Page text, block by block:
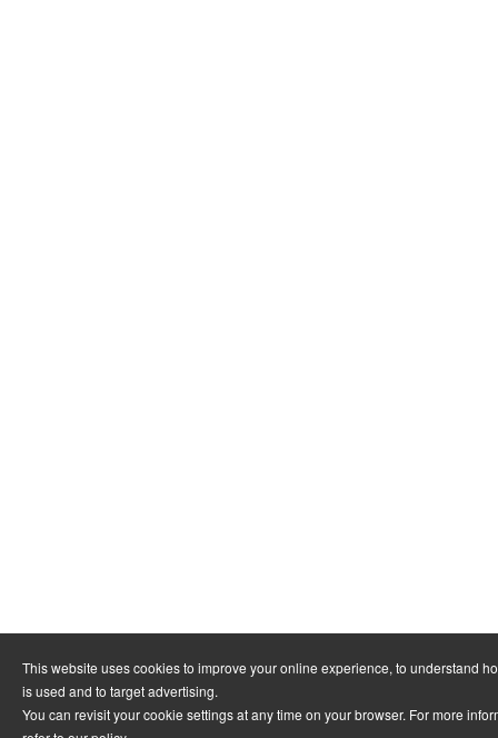
This website uses cookies to improve your online experience, to understand
is used and to target advertising.
You can revisit your cookie settings at any time on your browser. For more